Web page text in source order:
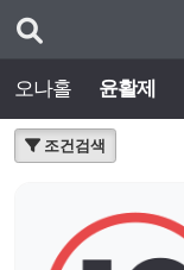
오나홀 윤활제
조건검색